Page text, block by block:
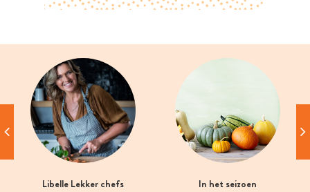
Libelle Lekker chefs In het seizoen